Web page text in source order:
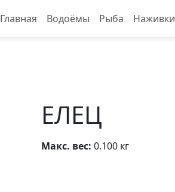
Главная Водоёмы Рыба Наживки
ЕЛЕЦ
Макс. вес: 0.100 кг